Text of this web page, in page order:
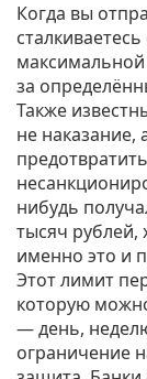
Когда вы
сталкиваетесь
за
Также
не наказание,
нибудь
тысяч рублей,
именно это и
Этотлимит
которую
— день,
ограничение